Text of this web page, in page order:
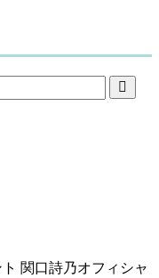

関口詩乃オフィシャ